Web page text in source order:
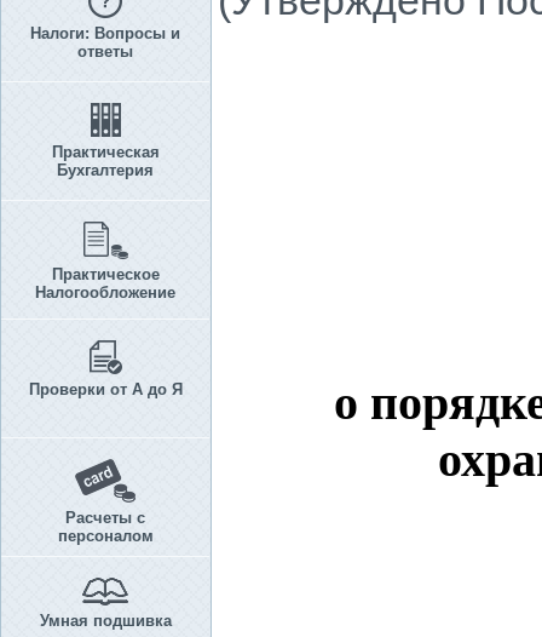
Налоги: Вопросы и
ответы
Практическая
Бухгалтерия
Практическое
Налогообложение
Проверки от А до Я
Расчеты с
персоналом
Умная подшивка
о